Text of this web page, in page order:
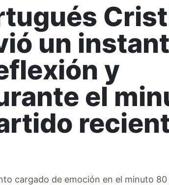
un
y
el
cargado de emoción en el minuto